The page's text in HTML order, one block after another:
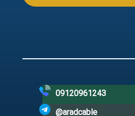
09120961243
@aradcable